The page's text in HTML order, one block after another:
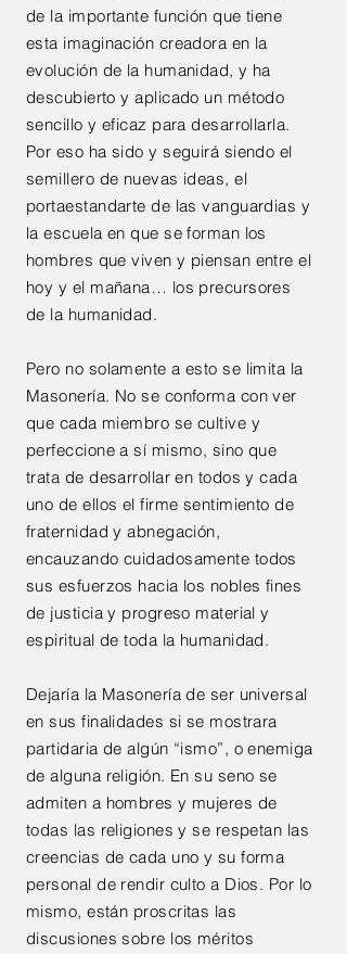
de la importante función que tiene
esta imaginación creadora en la
evolución de la humanidad, y ha
descubierto y aplicado un método
sencillo y eficaz para desarrollarla.
Por eso ha sido y seguirá siendo el
semillero de nuevas ideas, el
portaestandarte de las vanguardias y
la escuela en que se forman los
hombres que viven y piensan entre el
hoy y el mañana… los precursores
de la humanidad.
Pero no solamente a esto se limita la
Masonería. No se conforma con ver
que cada miembro se cultive y
perfeccione a sí mismo, sino que
trata de desarrollar en todos y cada
uno de ellos el firme sentimiento de
fraternidad y abnegación,
encauzando cuidadosamente todos
sus esfuerzos hacia los nobles fines
de justicia y progreso material y
espiritual de toda la humanidad.
Dejaría la Masonería de ser universal
en sus finalidades si se mostrara
partidaria de algún “ismo”, o enemiga
de alguna religión. En su seno se
admiten a hombres y mujeres de
todas las religiones y se respetan las
creencias de cada uno y su forma
personal de rendir culto a Dios. Por lo
mismo, están proscritas las
discusiones sobre los méritos